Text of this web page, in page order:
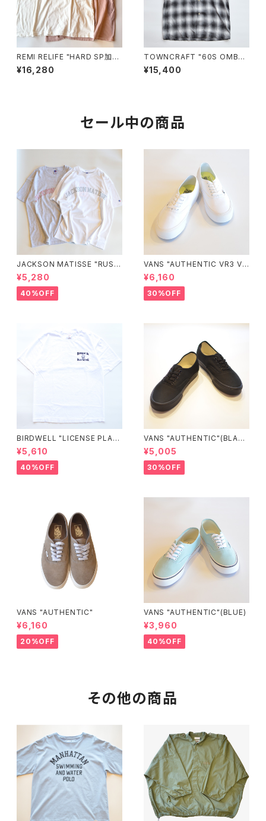
REMI RELIFE "HARD SP加工
20/天竺BIGサイズT(naja)"
¥16,280
TOWNCRAFT "60S OMBRE
LOOP COLLAR S/S SHIRT
S"
¥15,400
セール中の商品
JACKSON MATISSE "RUSS
ELL ATHLETIC×JM Logo T
ee"
¥5,280
40%OFF
VANS "AUTHENTIC VR3 VN
0005UDTBD"
¥6,160
30%OFF
BIRDWELL "LICENSE PLAT
E TEE"
¥5,610
40%OFF
VANS "AUTHENTIC"(BLAC
K/BLACK)
¥5,005
30%OFF
VANS "AUTHENTIC"
¥6,160
20%OFF
VANS "AUTHENTIC"(BLUE)
¥3,960
40%OFF
その他の商品